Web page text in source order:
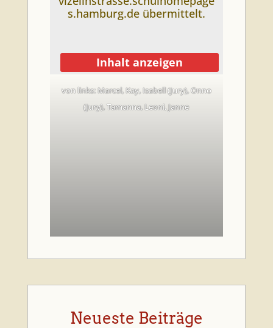
s.hamburg.de übermittelt.
Inhalt anzeigen
dev-schule-
vizelinstrasse.schulhome
von links: Marcel, Kay, Isabell (Jury), Onno
(Jury), Tamanna, Leoni, Janne
Neueste Beiträge